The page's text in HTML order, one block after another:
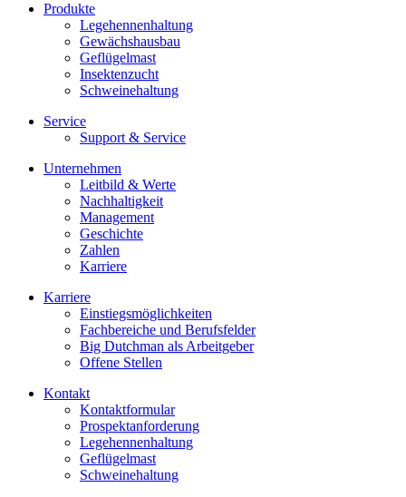
Produkte
Legehennenhaltung
Gewächshausbau
Geflügelmast
Insektenzucht
Schweinehaltung
Service
Support & Service
Unternehmen
Leitbild & Werte
Nachhaltigkeit
Management
Geschichte
Zahlen
Karriere
Karriere
Einstiegsmöglichkeiten
Fachbereiche und Berufsfelder
Big Dutchman als Arbeitgeber
Offene Stellen
Kontakt
Kontaktformular
Prospektanforderung
Legehennenhaltung
Geflügelmast
Schweinehaltung